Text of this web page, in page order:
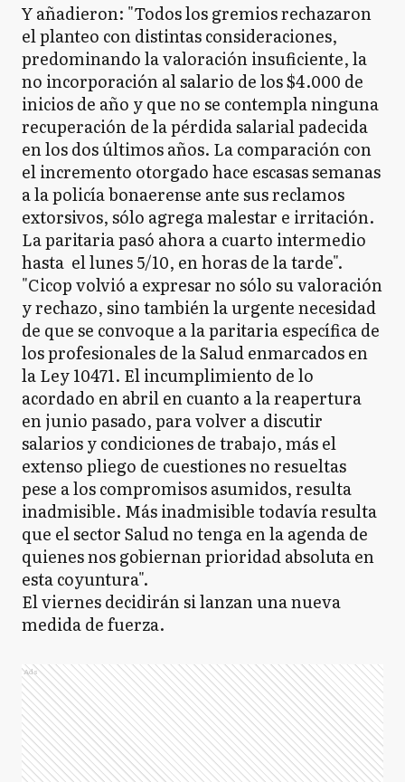
Y añadieron: "Todos los gremios rechazaron
el planteo con distintas consideraciones,
predominando la valoración insuficiente, la
no incorporación al salario de los $4.000 de
inicios de año y que no se contempla ninguna
recuperación de la pérdida salarial padecida
en los dos últimos años. La comparación con
el incremento otorgado hace escasas semanas
a la policía bonaerense ante sus reclamos
extorsivos, sólo agrega malestar e irritación.
La paritaria pasó ahora a cuarto intermedio
hasta el lunes 5/10, en horas de la tarde".
"Cicop volvió a expresar no sólo su valoración
y rechazo, sino también la urgente necesidad
de que se convoque a la paritaria específica de
los profesionales de la Salud enmarcados en
la Ley 10471. El incumplimiento de lo
acordado en abril en cuanto a la reapertura
en junio pasado, para volver a discutir
salarios y condiciones de trabajo, más el
extenso pliego de cuestiones no resueltas
pese a los compromisos asumidos, resulta
inadmisible. Más inadmisible todavía resulta
que el sector Salud no tenga en la agenda de
quienes nos gobiernan prioridad absoluta en
esta coyuntura".
El viernes decidirán si lanzan una nueva
medida de fuerza.
Ads